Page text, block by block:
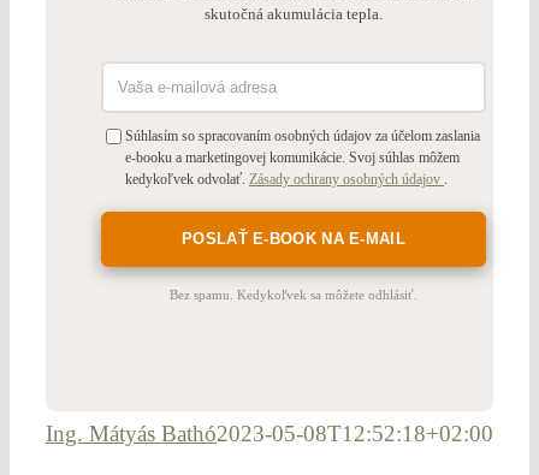
skutočná akumulácia tepla.
Súhlasím so spracovaním osobných údajov za účelom zaslania
e-booku a marketingovej komunikácie. Svoj súhlas môžem
kedykoľvek odvolať. Zásady ochrany osobných údajov .
Bez spamu. Kedykoľvek sa môžete odhlásiť.
Ing. Mátyás Bathó2023-05-08T12:52:18+02:00